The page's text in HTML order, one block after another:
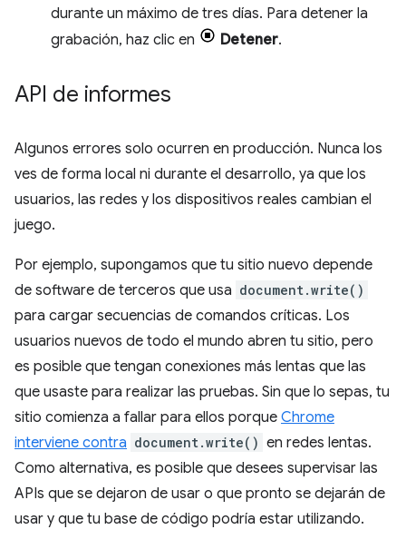
durante un máximo de tres días. Para detener la
grabación, haz clic en
Detener.
API de informes
Algunos errores solo ocurren en producción. Nunca los
ves de forma local ni durante el desarrollo, ya que los
usuarios, las redes y los dispositivos reales cambian el
juego.
Por ejemplo, supongamos que tu sitio nuevo depende
de software de terceros que usa document.write()
para cargar secuencias de comandos críticas. Los
usuarios nuevos de todo el mundo abren tu sitio, pero
es posible que tengan conexiones más lentas que las
que usaste para realizar las pruebas. Sin que lo sepas, tu
sitio comienza a fallar para ellos porque Chrome
interviene contra document.write() en redes lentas.
Como alternativa, es posible que desees supervisar las
APIs que se dejaron de usar o que pronto se dejarán de
usar y que tu base de código podría estar utilizando.